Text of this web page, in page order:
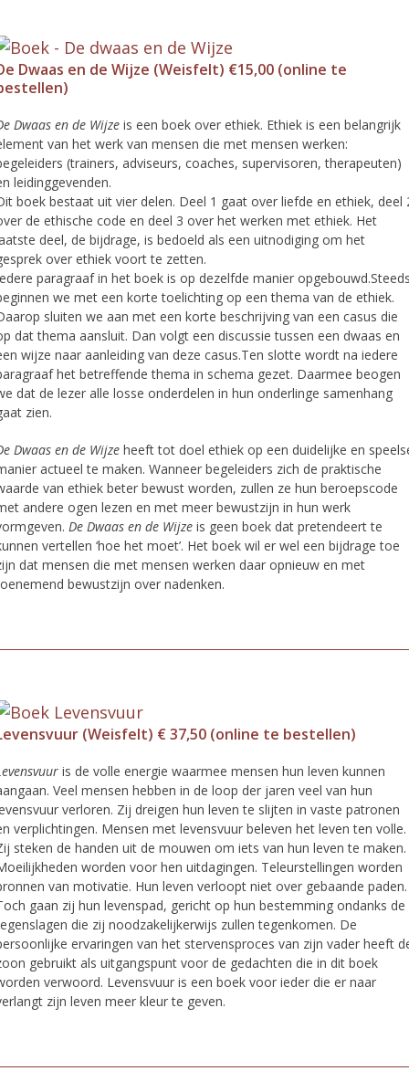
Dwaas en de Wijze (Weisfelt) €15,00 (online te
Dwaas en de Wijze is een boek over ethiek. Ethiek is een belangrijk
van het werk van mensen die met mensen werken:
(trainers, adviseurs, coaches, supervisoren, therapeuten)
leidinggevenden.
boek bestaat uit vier delen. Deel 1 gaat over liefde en ethiek, deel
de ethische code en deel 3 over het werken met ethiek. Het
deel, de bijdrage, is bedoeld als een uitnodiging om het
over ethiek voort te zetten.
paragraaf in het boek is op dezelfde manier
we met een korte toelichting op een thema van de ethiek.
sluiten we aan met een korte beschrijving van een casus die
dat thema aansluit. Dan volgt een discussie tussen een dwaas en
wijze naar aanleiding van deze casus.Ten slotte wordt na iedere
het betreffende thema in schema gezet. Daarmee beogen
dat de lezer alle losse onderdelen in hun onderlinge samenhang
zien.
Dwaas en de Wijze heeft tot doel ethiek op een duidelijke en
actueel te maken. Wanneer begeleiders zich de praktische
van ethiek beter bewust worden, zullen ze hun beroepscode
andere ogen lezen en met meer bewustzijn in hun werk
De Dwaas en de Wijze is geen boek dat pretendeert te
vertellen ‘hoe het moet’. Het boek wil er wel een bijdrage toe
dat mensen die met mensen werken daar opnieuw en met
bewustzijn over nadenken.
(Weisfelt) € 37,50 (online te bestellen)
is de volle energie waarmee mensen hun leven kunnen
Veel mensen hebben in de loop der jaren veel van hun
verloren. Zij dreigen hun leven te slijten in vaste patronen
verplichtingen. Mensen met levensvuur beleven het leven ten volle.
steken de handen uit de mouwen om iets van hun leven te maken.
worden voor hen uitdagingen. Teleurstellingen worden
van motivatie. Hun leven verloopt niet over gebaande paden.
gaan zij hun levenspad, gericht op hun bestemming ondanks de
die zij noodzakelijkerwijs zullen tegenkomen. De
ervaringen van het stervensproces van zijn vader heeft
gebruikt als uitgangspunt voor de gedachten die in dit boek
verwoord. Levensvuur is een boek voor ieder die er naar
zijn leven meer kleur te geven.